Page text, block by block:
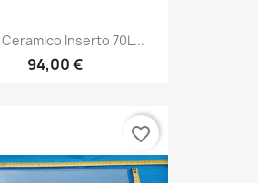
Inserto 70L...
94,00 €
favorite_border